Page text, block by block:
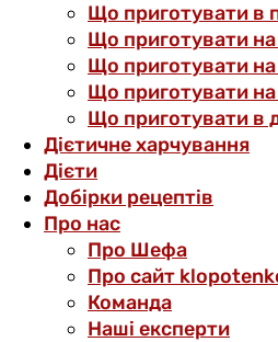
Що приготувати в
Що приготувати на
Що приготувати на
Що приготувати
Що приготувати в
Дієтичне харчування
Дієти
Добірки рецептів
Про нас
Про Шефа
Про сайт
Команда
Наші експерти